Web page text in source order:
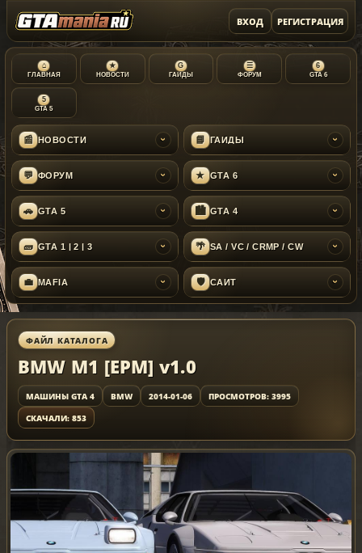
ВХОД РЕГИСТРАЦИЯ
⌂
ГЛАВНАЯ
★
НОВОСТИ
G
ГАЙДЫ
☰
ФОРУМ
6
GTA 6
5
GTA 5
📰 НОВОСТИ › 📘 ГАЙДЫ ›
💬 ФОРУМ › ★ GTA 6 ›
🚗 GTA 5 › 🏙 GTA 4 ›
🧱 GTA 1 | 2 | 3 › 🌴 SA / VC / CRMP / CW ›
💼 MAFIA › 🛡 САЙТ ›
ФАЙЛ КАТАЛОГА
BMW M1 [EPM] v1.0
МАШИНЫ GTA 4 BMW 2014-01-06
ПРОСМОТРОВ: 3995
СКАЧАЛИ: 853